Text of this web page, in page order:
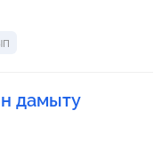
дамыту